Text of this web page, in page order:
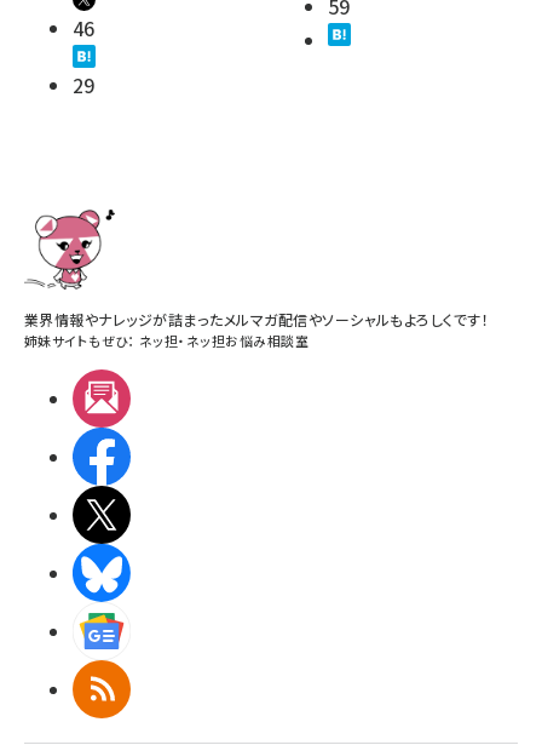
46
29
業界情報やナレッジが詰まったメルマガ配信やソーシャルもよろしくです！
姉妹サイトもぜひ： ネッ担・ ネッ担お悩み相談室
RSS